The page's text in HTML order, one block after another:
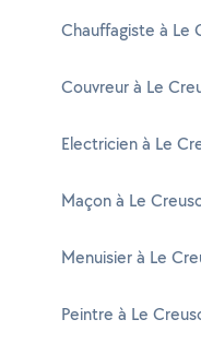
Chauffagiste à Le
Couvreur à Le
Electricien à Le
Maçon à Le
Menuisier à Le
Peintre à Le